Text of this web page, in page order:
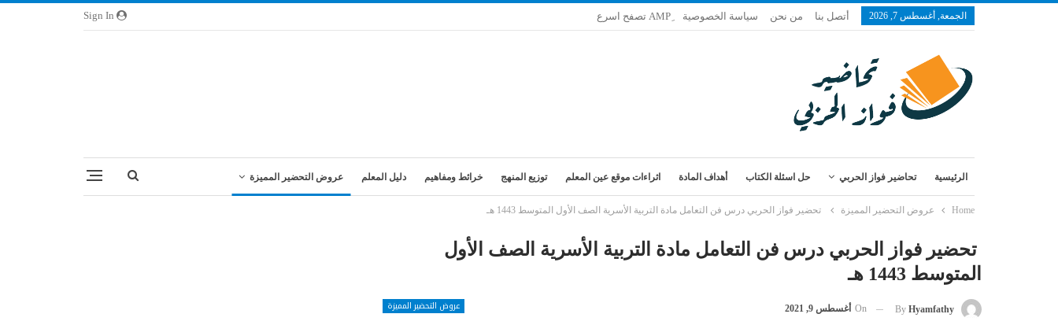
الجمعة, أغسطس 7, 2026 أتصل بنا من نحن سياسة الخصوصية
الرئيسية تحاضير فواز الحربي حل اسئلة الكتاب أهداف المادة اثراءات موقع عين المعلم توزيع المنهج خرائط ومفاهيم دليل المعلم عروض التحضير المميزة
Home عروض التحضير المميزة تحضير فواز الحربي درس فن التعامل مادة التربية الأسرية الصف الأول المتوسط 1443 هـ
تحضير فواز الحربي درس فن التعامل مادة التربية الأسرية الصف الأول
المتوسط 1443 هـ
عروض التحضير المميزة By Hyamfathy
On أغسطس 9, 2021